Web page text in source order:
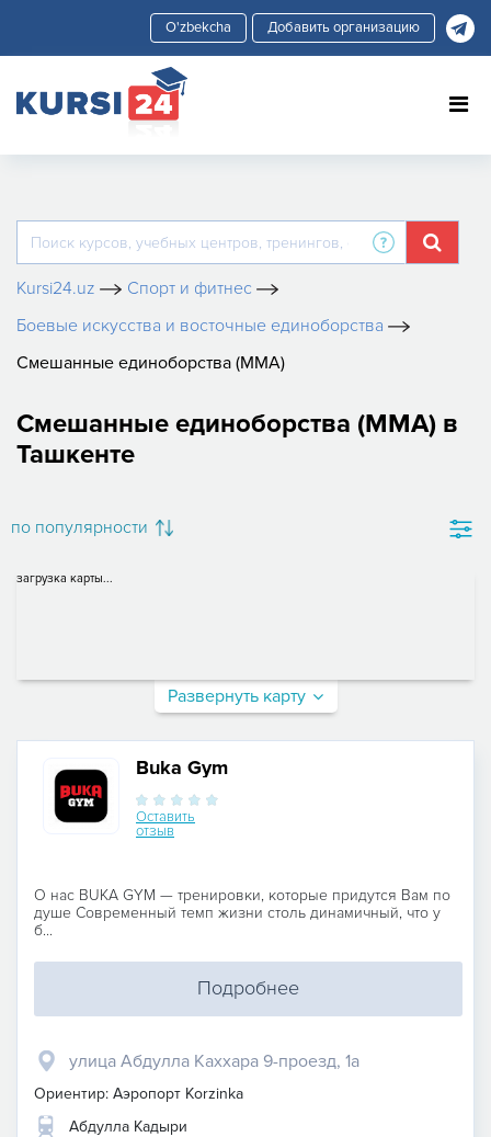
Добавить организацию
Kursi24.uz
Спорт и фитнес
Боевые искусства и восточные единоборства
Смешанные единоборства (MMA)
Смешанные единоборства (MMA) в
Ташкенте
по популярности
загрузка карты...
Развернуть карту
Buka Gym
Оставить
отзыв
О нас BUKA GYM — тренировки, которые придутся Вам по
душе Современный темп жизни столь динамичный, что у
б...
Подробнее
улица Абдулла Каххара 9-проезд, 1а
Ориентир: Аэропорт Korzinka
Абдулла Кадыри